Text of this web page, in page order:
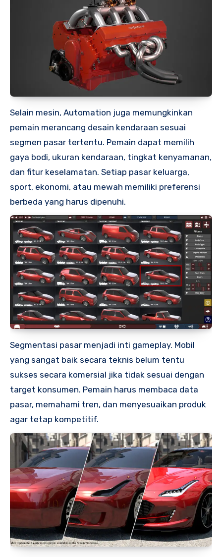
Selain mesin, Automation juga memungkinkan
pemain merancang desain kendaraan sesuai
segmen pasar tertentu. Pemain dapat memilih
gaya bodi, ukuran kendaraan, tingkat kenyamanan,
dan fitur keselamatan. Setiap pasar keluarga,
sport, ekonomi, atau mewah memiliki preferensi
berbeda yang harus dipenuhi.
Segmentasi pasar menjadi inti gameplay. Mobil
yang sangat baik secara teknis belum tentu
sukses secara komersial jika tidak sesuai dengan
target konsumen. Pemain harus membaca data
pasar, memahami tren, dan menyesuaikan produk
agar tetap kompetitif.